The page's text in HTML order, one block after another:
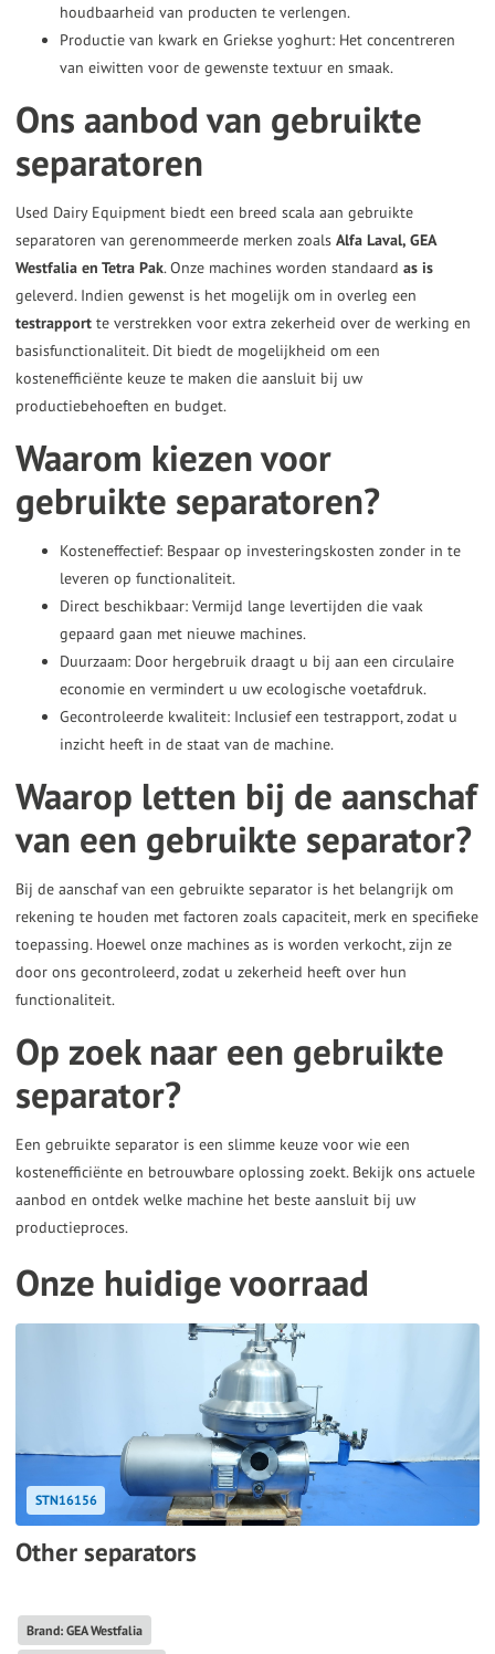
use
touch
and
swipe
gestures.
houdbaarheid van producten te verlengen.
Productie van kwark en Griekse yoghurt: Het concentreren
van eiwitten voor de gewenste textuur en smaak.
Ons aanbod van gebruikte
separatoren
Used Dairy Equipment biedt een breed scala aan gebruikte
separatoren van gerenommeerde merken zoals Alfa Laval, GEA
Westfalia en Tetra Pak. Onze machines worden standaard as is
geleverd. Indien gewenst is het mogelijk om in overleg een
testrapport te verstrekken voor extra zekerheid over de werking en
basisfunctionaliteit. Dit biedt de mogelijkheid om een
kostenefficiënte keuze te maken die aansluit bij uw
productiebehoeften en budget.
Waarom kiezen voor
gebruikte separatoren?
Kosteneffectief: Bespaar op investeringskosten zonder in te
leveren op functionaliteit.
Direct beschikbaar: Vermijd lange levertijden die vaak
gepaard gaan met nieuwe machines.
Duurzaam: Door hergebruik draagt u bij aan een circulaire
economie en vermindert u uw ecologische voetafdruk.
Gecontroleerde kwaliteit: Inclusief een testrapport, zodat u
inzicht heeft in de staat van de machine.
Waarop letten bij de aanschaf
van een gebruikte separator?
Bij de aanschaf van een gebruikte separator is het belangrijk om
rekening te houden met factoren zoals capaciteit, merk en specifieke
toepassing. Hoewel onze machines as is worden verkocht, zijn ze
door ons gecontroleerd, zodat u zekerheid heeft over hun
functionaliteit.
Op zoek naar een gebruikte
separator?
Een gebruikte separator is een slimme keuze voor wie een
kostenefficiënte en betrouwbare oplossing zoekt. Bekijk ons actuele
aanbod en ontdek welke machine het beste aansluit bij uw
productieproces.
Onze huidige voorraad
STN16156
Other separators
Brand: GEA Westfalia